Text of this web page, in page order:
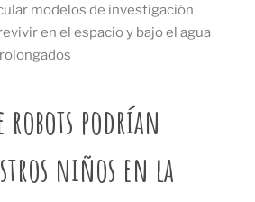
modelos de investigación
en el espacio y bajo el agua
robots podrían
niños en la